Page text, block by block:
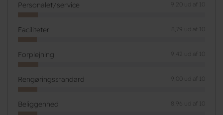
Personalet/service 9,20 ud af 10
Faciliteter 8,79 ud af 10
Forplejning 9,42 ud af 10
Rengøringsstandard 9,00 ud af 10
Beliggenhed 8,96 ud af 10